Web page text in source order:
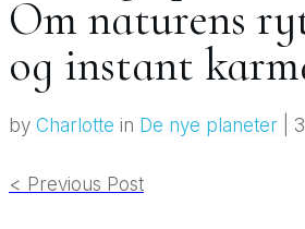
Om naturens
og instant
by Charlotte in De nye planeter 3
< Previous Post